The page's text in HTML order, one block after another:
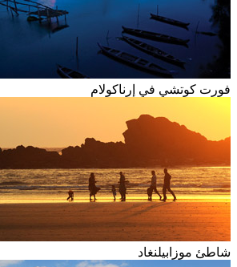
فورت كوتشي في إرناكولام
شاطئ موزابيلنغاد